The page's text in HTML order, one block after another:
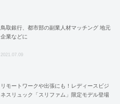
鳥取銀行、都市部の副業人材マッチング 地元
企業などに
2021.07.09
リモートワークや出張にも！レディースビジ
ネスリュック「スリファム」限定モデル登場